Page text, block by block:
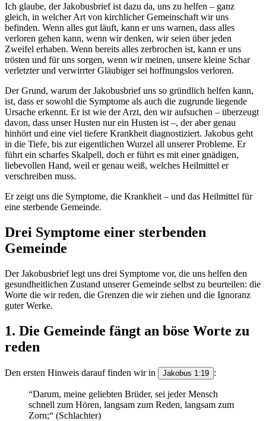
Ich glaube, der Jakobusbrief ist dazu da, uns zu helfen – ganz
gleich, in welcher Art von kirchlicher Gemeinschaft wir uns
befinden. Wenn alles gut läuft, kann er uns warnen, dass alles
verloren gehen kann, wenn wir denken, wir seien über jeden
Zweifel erhaben. Wenn bereits alles zerbrochen ist, kann er uns
trösten und für uns sorgen, wenn wir meinen, unsere kleine Schar
verletzter und verwirrter Gläubiger sei hoffnungslos verloren.
Der Grund, warum der Jakobusbrief uns so gründlich helfen kann,
ist, dass er sowohl die Symptome als auch die zugrunde liegende
Ursache erkennt. Er ist wie der Arzt, den wir aufsuchen – überzeugt
davon, dass unser Husten nur ein Husten ist –, der aber genau
hinhört und eine viel tiefere Krankheit diagnostiziert. Jakobus geht
in die Tiefe, bis zur eigentlichen Wurzel all unserer Probleme. Er
führt ein scharfes Skalpell, doch er führt es mit einer gnädigen,
liebevollen Hand, weil er genau weiß, welches Heilmittel er
verschreiben muss.
Er zeigt uns die Symptome, die Krankheit – und das Heilmittel für
eine sterbende Gemeinde.
Drei Symptome einer sterbenden
Gemeinde
Der Jakobusbrief legt uns drei Symptome vor, die uns helfen den
gesundheitlichen Zustand unserer Gemeinde selbst zu beurteilen: die
Worte die wir reden, die Grenzen die wir ziehen und die Ignoranz
guter Werke.
1. Die Gemeinde fängt an böse Worte zu
reden
Den ersten Hinweis darauf finden wir in Jakobus 1:19 :
“Darum, meine geliebten Brüder, sei jeder Mensch
schnell zum Hören, langsam zum Reden, langsam zum
Zorn;“ (Schlachter)